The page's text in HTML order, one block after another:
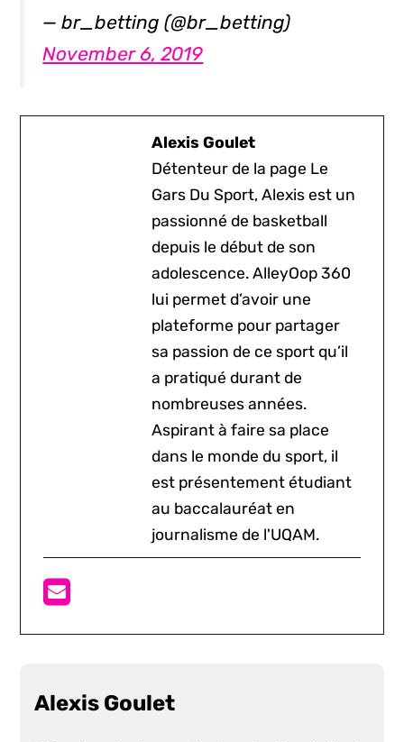
— br_betting (@br_betting)
November 6, 2019
Alexis Goulet
Détenteur de la page Le
Gars Du Sport, Alexis est un
passionné de basketball
depuis le début de son
adolescence. AlleyOop 360
lui permet d’avoir une
plateforme pour partager
sa passion de ce sport qu’il
a pratiqué durant de
nombreuses années.
Aspirant à faire sa place
dans le monde du sport, il
est présentement étudiant
au baccalauréat en
journalisme de l'UQAM.
Alexis Goulet